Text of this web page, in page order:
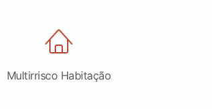
Multirrisco Habitação